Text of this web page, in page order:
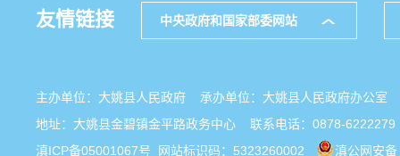
友情链接 中央政府和国家部委网站
主办单位：大姚县人民政府 承办单位：大姚县人民政府办公
地址：大姚县金碧镇金平路政务中心 联系电话：0878-6222279
滇ICP备05001067号 网站标识码：5323260002 滇公网安